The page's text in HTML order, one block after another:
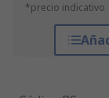
*precio indicativo